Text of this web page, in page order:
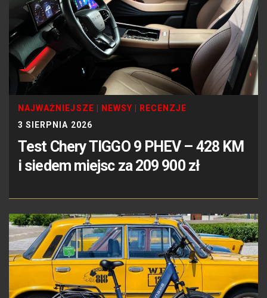
NAJWAŻNIEJSZE NEWSY
RECENZJE
3 SIERPNIA 2026
Test Chery TIGGO 9 PHEV – 428 KM
i siedem miejsc za 209 900 zł